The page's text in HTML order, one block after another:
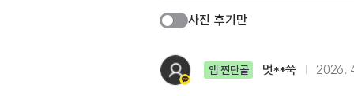
사진 후기만
앱 찐단골 멋**쑥 2026.